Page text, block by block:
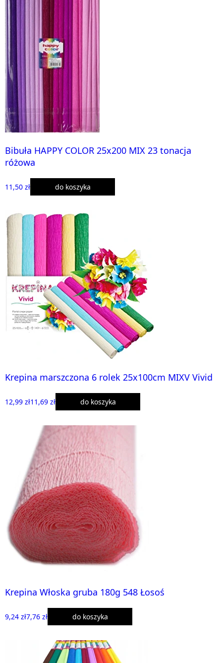
Bibuła HAPPY COLOR 25x200 MIX 23 tonacja
różowa
11,50 zł do koszyka
Krepina marszczona 6 rolek 25x100cm MIXV Vivid
12,99 zł11,69 zł do koszyka
Krepina Włoska gruba 180g 548 Łosoś
9,24 zł7,76 zł do koszyka